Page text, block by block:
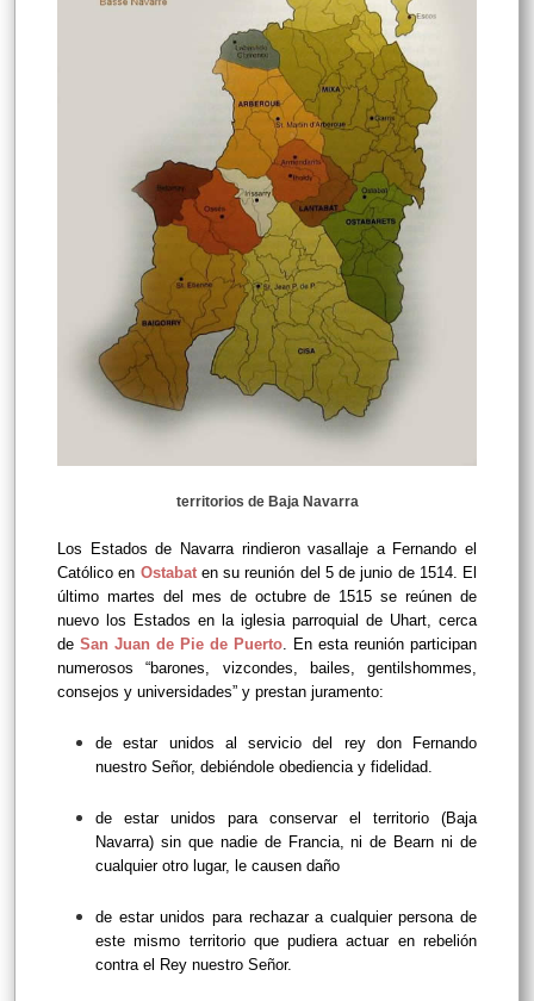
territorios de Baja Navarra
Los Estados de Navarra rindieron vasallaje a Fernando el
Católico en Ostabaten su reunión del 5 de junio de 1514. El
último martes del mes de octubre de 1515 se reúnen de
nuevo los Estados en la iglesia parroquial de Uhart, cerca
de San Juan de Pie de Puerto. En esta reunión participan
numerosos “barones, vizcondes, bailes, gentilshommes,
consejos y universidades” y prestan juramento:
de estar unidos al servicio del rey don Fernando
nuestro Señor, debiéndole obediencia y fidelidad.
de estar unidos para conservar el territorio (Baja
Navarra) sin que nadie de Francia, ni de Bearn ni de
cualquier otro lugar, le causen daño
de estar unidos para rechazar a cualquier persona de
este mismo territorio que pudiera actuar en rebelión
contra el Rey nuestro Señor.